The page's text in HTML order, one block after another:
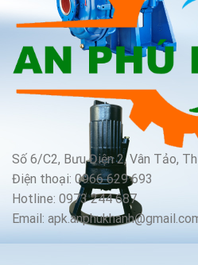
Số 6/C2, Bưu Điện 2, Vân Tảo,
Điện thoại: 0966 629 693
Hotline: 0973 244 687
Email: